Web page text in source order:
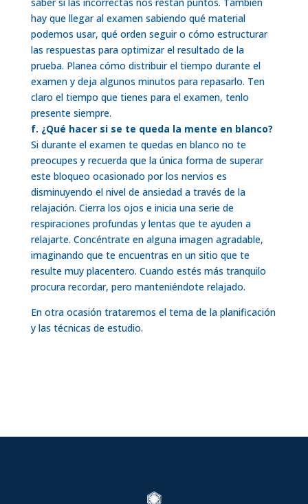
hay que llegar al examen sabiendo qué material
podemos usar, qué orden seguir o cómo estructurar
las respuestas para optimizar el resultado de la
prueba. Planea cómo distribuir el tiempo durante el
examen y deja algunos minutos para repasarlo. Ten
claro el tiempo que tienes para el examen, tenlo
presente siempre.
f. ¿Qué hacer si se te queda la mente en blanco?
Si durante el examen te quedas en blanco no te
preocupes y recuerda que la única forma de superar
este bloqueo ocasionado por los nervios es
disminuyendo el nivel de ansiedad a través de la
relajación. Cierra los ojos e inicia una serie de
respiraciones profundas y lentas que te ayuden a
relajarte. Concéntrate en alguna imagen agradable,
imaginando que te encuentras en un sitio que te
resulte muy placentero. Cuando estés más tranquilo
procura recordar, pero manteniéndote relajado.
En otra ocasión trataremos el tema de la planificación
y las técnicas de estudio.
